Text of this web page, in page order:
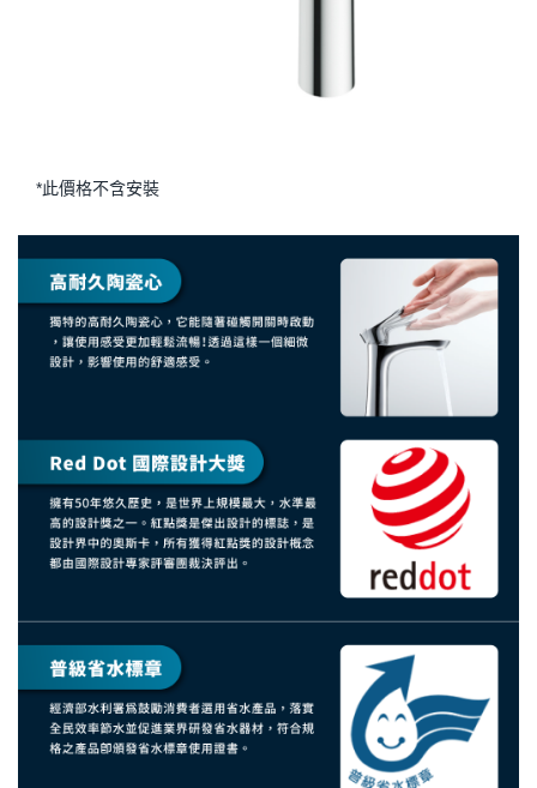
*此價格不含安裝